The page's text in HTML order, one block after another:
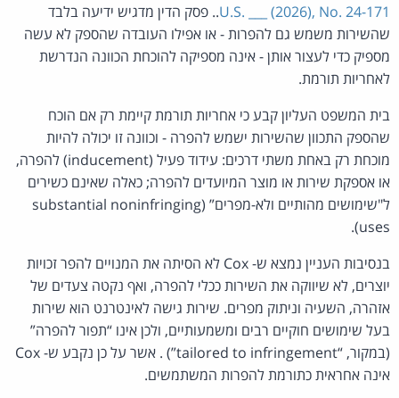
U.S. ___ (2026), No. 24-171.. פסק הדין מדגיש ידיעה בלבד
שהשירות משמש גם להפרות - או אפילו העובדה שהספק לא עשה
מספיק כדי לעצור אותן - אינה מספיקה להוכחת הכוונה הנדרשת
לאחריות תורמת.
בית המשפט העליון קבע כי אחריות תורמת קיימת רק אם הוכח
שהספק התכוון שהשירות ישמש להפרה - וכוונה זו יכולה להיות
מוכחת רק באחת משתי דרכים: עידוד פעיל (inducement) להפרה,
או אספקת שירות או מוצר המיועדים להפרה; כאלה שאינם כשירים
ל"שימושים מהותיים ולא-מפרים” (substantial noninfringing
uses).
בנסיבות העניין נמצא ש- Cox לא הסיתה את המנויים להפר זכויות
יוצרים, לא שיווקה את השירות ככלי להפרה, ואף נקטה צעדים של
אזהרה, השעיה וניתוק מפרים. שירות גישה לאינטרנט הוא שירות
בעל שימושים חוקיים רבים ומשמעותיים, ולכן אינו “תפור להפרה”
(במקור, “tailored to infringement”) . אשר על כן נקבע ש- Cox
אינה אחראית כתורמת להפרות המשתמשים.